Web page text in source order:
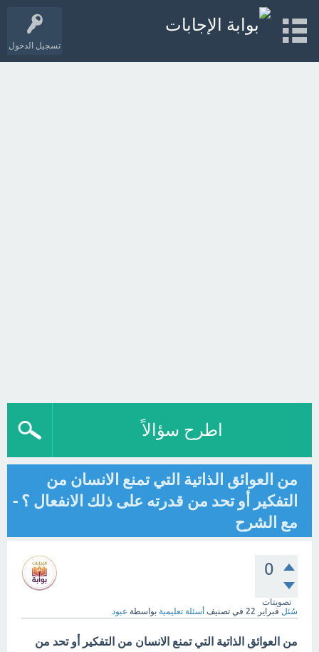
تسجيل الدخول
اطرح سؤالاً
من العوائق الذاتية التي تمنع الانسان من
التفكير أو تحد من قدرته على ذلك الانفعال ؟ -
مع الشرح
0
تصويتات
سُئل فبراير 22 في تصنيف أسئلة تعليمية بواسطة عبود
من العوائق الذاتية التي تمنع الانسان من التفكير أو تحد من